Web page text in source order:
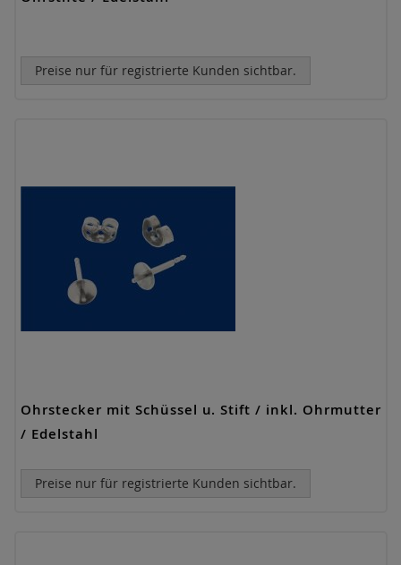
Preise nur für registrierte Kunden sichtbar.
Ohrstecker mit Schüssel u. Stift / inkl. Ohrmutter
/ Edelstahl
Preise nur für registrierte Kunden sichtbar.